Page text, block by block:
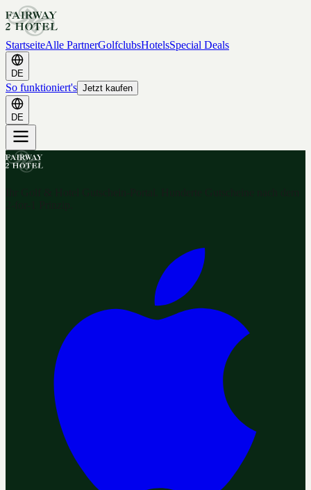
StartseiteAlle PartnerGolfclubsHotelsSpecial Deals
DE
So funktioniert's Jetzt kaufen
DE